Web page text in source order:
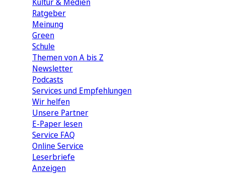
Ratgeber
Meinung
Green
Schule
Themen von A bis Z
Newsletter
Podcasts
Services und Empfehlungen
Wir helfen
Unsere Partner
E-Paper lesen
Service FAQ
Online Service
Leserbriefe
Anzeigen